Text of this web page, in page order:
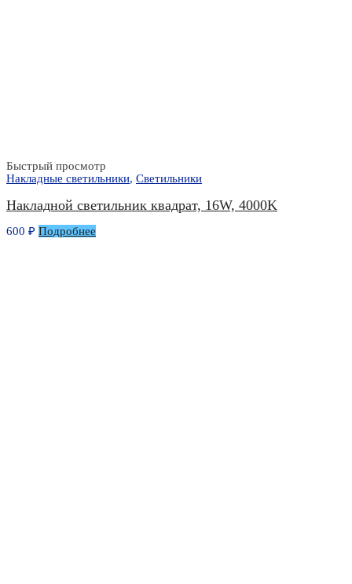
Быстрый просмотр
Накладные светильники, Светильники
Накладной светильник квадрат, 16W, 4000K
600 ₽ Подробнее